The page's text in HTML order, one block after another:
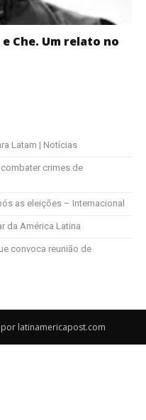
Che. Um relato no
Latam | Notícias
crimes de
as eleições – Internacional
da América Latina
convoca reunião de
latinamericapost.com